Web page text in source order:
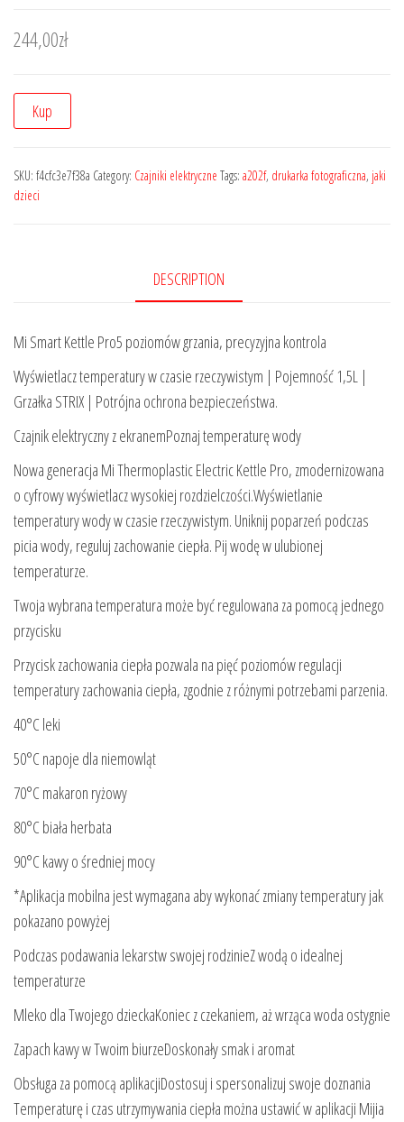
244,00zł
Kup
SKU: f4cfc3e7f38a Category: Czajniki elektryczne Tags: a202f, drukarka fotograficzna, jaki
dzieci
DESCRIPTION
Mi Smart Kettle Pro5 poziomów grzania, precyzyjna kontrola
Wyświetlacz temperatury w czasie rzeczywistym | Pojemność 1,5L |
Grzałka STRIX | Potrójna ochrona bezpieczeństwa.
Czajnik elektryczny z ekranemPoznaj temperaturę wody
Nowa generacja Mi Thermoplastic Electric Kettle Pro, zmodernizowana
o cyfrowy wyświetlacz wysokiej rozdzielczości.Wyświetlanie
temperatury wody w czasie rzeczywistym. Uniknij poparzeń podczas
picia wody, reguluj zachowanie ciepła. Pij wodę w ulubionej
temperaturze.
Twoja wybrana temperatura może być regulowana za pomocą jednego
przycisku
Przycisk zachowania ciepła pozwala na pięć poziomów regulacji
temperatury zachowania ciepła, zgodnie z różnymi potrzebami parzenia.
40°C leki
50°C napoje dla niemowląt
70°C makaron ryżowy
80°C biała herbata
90°C kawy o średniej mocy
*Aplikacja mobilna jest wymagana aby wykonać zmiany temperatury jak
pokazano powyżej
Podczas podawania lekarstw swojej rodzinieZ wodą o idealnej
temperaturze
Mleko dla Twojego dzieckaKoniec z czekaniem, aż wrząca woda ostygnie
Zapach kawy w Twoim biurzeDoskonały smak i aromat
Obsługa za pomocą aplikacjiDostosuj i spersonalizuj swoje doznania
Temperaturę i czas utrzymywania ciepła można ustawić w aplikacji Mijia